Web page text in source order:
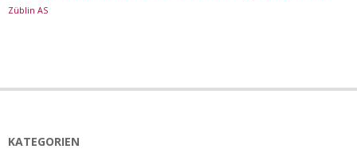
Züblin AS
KATEGORIEN